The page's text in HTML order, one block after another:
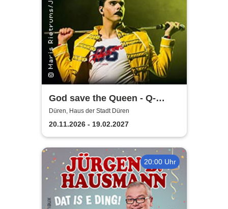
God save the Queen - Q-
Revival Band
Düren, Haus der Stadt Düren
20.11.2026 - 19.02.2027
20:00 Uhr